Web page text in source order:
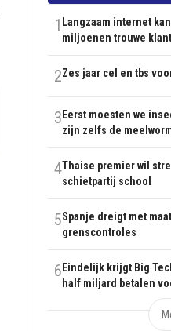
1 Langzaam internet
miljoenen trouwe
2Zes jaar cel en tbs
3 Eerst moesten we
zijn zelfs de
4Thaise premier wil
schietpartij school
5Spanje dreigt met
grenscontroles
6 Eindelijk krijgt Big
half miljard betalen